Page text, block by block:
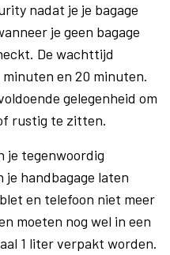
nadat je je bagage
je geen bagage
De wachttijd
en 20 minuten.
gelegenheid om
rustig te zitten.
je tegenwoordig
handbagage laten
en telefoon niet meer
moeten nog wel in een
1 liter verpakt worden.